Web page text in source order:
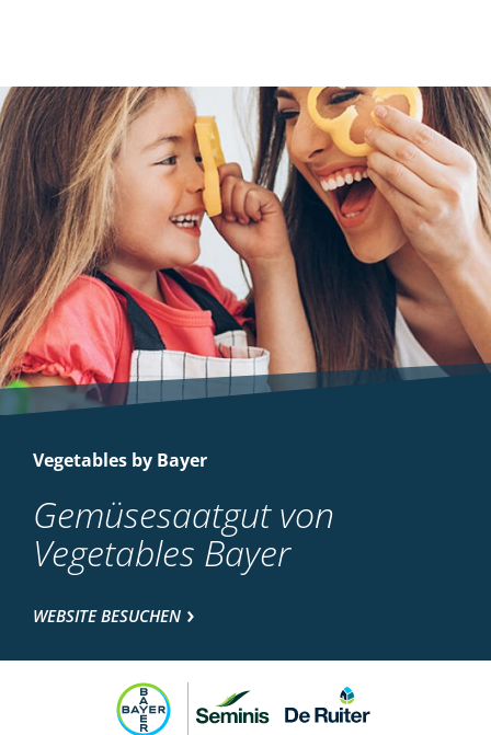
Vegetables by Bayer
Gemüsesaatgut von
Vegetables Bayer
WEBSITE BESUCHEN